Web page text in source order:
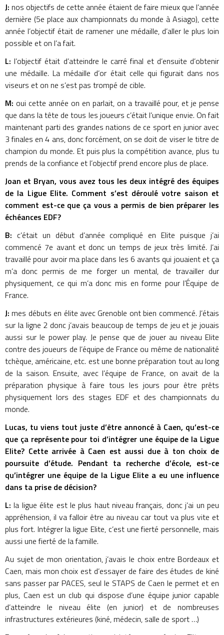
J: nos objectifs de cette année étaient de faire mieux que l’année
dernière (5e place aux championnats du monde à Asiago), cette
année l’objectif était de ramener une médaille, d’aller le plus loin
possible et on l’a fait.
L: l’objectif était d’atteindre le carré final et d’ensuite d’obtenir
une médaille. La médaille d’or était celle qui figurait dans nos
viseurs et on ne s’est pas trompé de cible.
M: oui cette année on en parlait, on a travaillé pour, et je pense
que dans la tête de tous les joueurs c’était l’unique envie. On fait
maintenant parti des grandes nations de ce sport en junior avec
3 finales en 4 ans, donc forcément, on se doit de viser le titre de
champion du monde. Et puis plus la compétition avance, plus tu
prends de la confiance et l’objectif prend encore plus de place.
Joan et Bryan, vous avez tous les deux intégré des équipes
de la Ligue Elite. Comment s’est déroulé votre saison et
comment est-ce que ça vous a permis de bien préparer les
échéances EDF?
B: c’était un début d’année compliqué en Elite puisque j’ai
commencé 7e avant et donc un temps de jeux très limité. J’ai
travaillé pour avoir ma place dans les 6 avants qui jouaient et ça
m’a donc permis de me forger un mental, de travailler dur
physiquement, ce qui m’a donc mis en forme pour l’Équipe de
France.
J: mes débuts en élite avec Grenoble ont bien commencé. J’étais
sur la ligne 2 donc j’avais beaucoup de temps de jeu et je jouais
aussi sur le power play. Je pense que de jouer au niveau Elite
contre des joueurs de l’équipe de France ou même de nationalité
tchèque, américaine, etc. est une bonne préparation tout au long
de la saison. Ensuite, avec l’équipe de France, on avait de la
préparation physique à faire tous les jours pour être prêts
physiquement lors des stages EDF et des championnats du
monde.
Lucas, tu viens tout juste d’être annoncé à Caen, qu’est-ce
que ça représente pour toi d’intégrer une équipe de la Ligue
Elite? Cette arrivée à Caen est aussi due à ton choix de
poursuite d’étude. Pendant ta recherche d’école, est-ce
qu’intégrer une équipe de la Ligue Elite a eu une influence
dans ta prise de décision?
L: la ligue élite est le plus haut niveau français, donc j’ai un peu
appréhension, il va falloir être au niveau car tout va plus vite et
plus fort. Intégrer la ligue Elite, c’est une fierté personnelle, mais
aussi une fierté de la famille.
Au sujet de mon orientation, j’avais le choix entre Bordeaux et
Caen, mais mon choix est d’essayer de faire des études de kiné
sans passer par PACES, seul le STAPS de Caen le permet et en
plus, Caen est un club qui dispose d’une équipe junior capable
d’atteindre le niveau élite (en junior) et de nombreuses
infrastructures extérieures (kiné, médecin, salle de sport …)